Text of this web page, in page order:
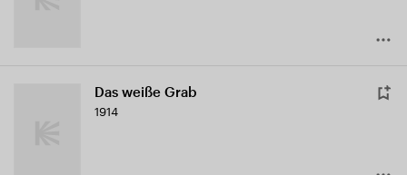
Das weiße Grab
1914